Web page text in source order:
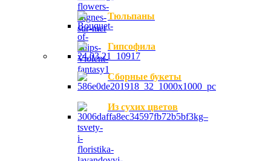
Тюльпаны
Гипсофила
Сборные букеты
Из сухих цветов